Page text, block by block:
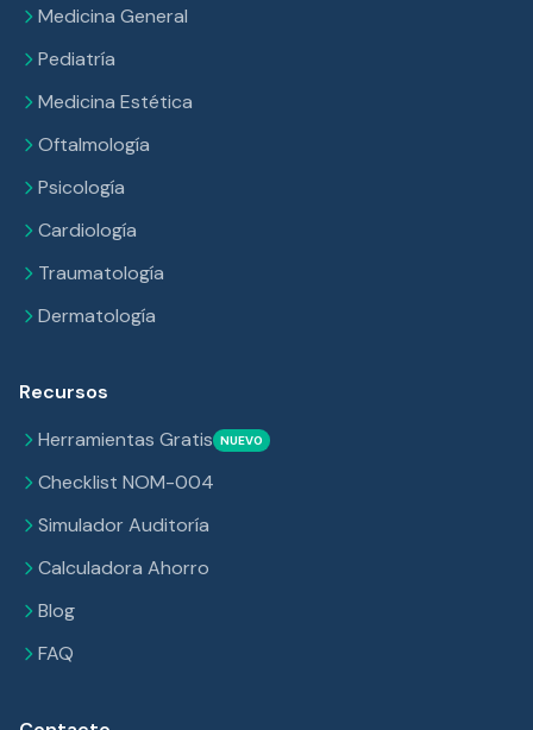
Medicina General
Pediatría
Medicina Estética
Oftalmología
Psicología
Cardiología
Traumatología
Dermatología
Recursos
Herramientas Gratis NUEVO
Checklist NOM-004
Simulador Auditoría
Calculadora Ahorro
Blog
FAQ